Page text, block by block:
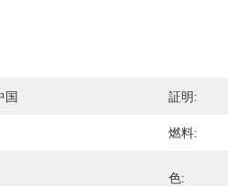
国 証明:
燃料:
色: